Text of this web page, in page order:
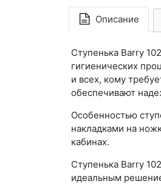
Описание
Ступенька Barry
гигиенических
и всех, кому
обеспечивают
Особенностью
накладками на
кабинах.
Ступенька Barry
идеальным